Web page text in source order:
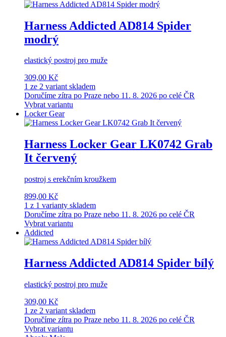
Harness Addicted AD814 Spider
modrý
elastický postroj pro muže
309,00 Kč
1 ze 2 variant skladem
Doručíme zítra po Praze nebo 11. 8. 2026 po celé ČR
Vybrat variantu
Locker Gear
Harness Locker Gear LK0742 Grab
It červený
postroj s erekčním kroužkem
899,00 Kč
1 z 1 varianty skladem
Doručíme zítra po Praze nebo 11. 8. 2026 po celé ČR
Vybrat variantu
Addicted
Harness Addicted AD814 Spider bílý
elastický postroj pro muže
309,00 Kč
1 ze 2 variant skladem
Doručíme zítra po Praze nebo 11. 8. 2026 po celé ČR
Vybrat variantu